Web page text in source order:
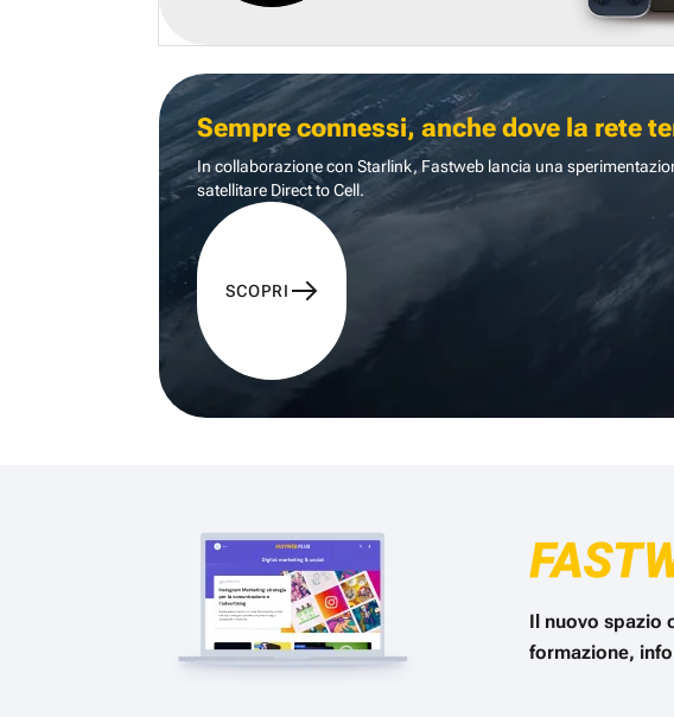
Sempre connessi, anche dove la rete
In collaborazione con Starlink, Fastweb lancia una
satellitare Direct to Cell.
SCOPRI
Il nuovo spazio
formazione,